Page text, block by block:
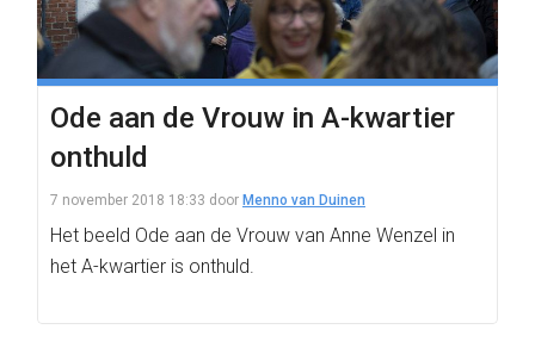
Ode aan de Vrouw in A-kwartier
onthuld
7 november 2018 18:33 door Menno van Duinen
Het beeld Ode aan de Vrouw van Anne Wenzel in
het A-kwartier is onthuld.